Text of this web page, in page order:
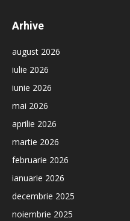
Arhive
august 2026
iulie 2026
iunie 2026
mai 2026
aprilie 2026
martie 2026
februarie 2026
ianuarie 2026
decembrie 2025
noiembrie 2025